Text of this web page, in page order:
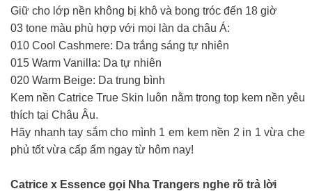
Giữ cho lớp nền không bị khô và bong tróc đến 18 giờ
03 tone màu phù hợp với mọi làn da châu Á:
010 Cool Cashmere: Da trắng sáng tự nhiên
015 Warm Vanilla: Da tự nhiên
020 Warm Beige: Da trung bình
Kem nền Catrice True Skin luôn nằm trong top kem nền yêu
thích tại Châu Âu.
Hãy nhanh tay sắm cho mình 1 em kem nền 2 in 1 vừa che
phủ tốt vừa cấp ẩm ngay từ hôm nay!
Catrice x Essence gọi Nha Trangers nghe rõ trả lời